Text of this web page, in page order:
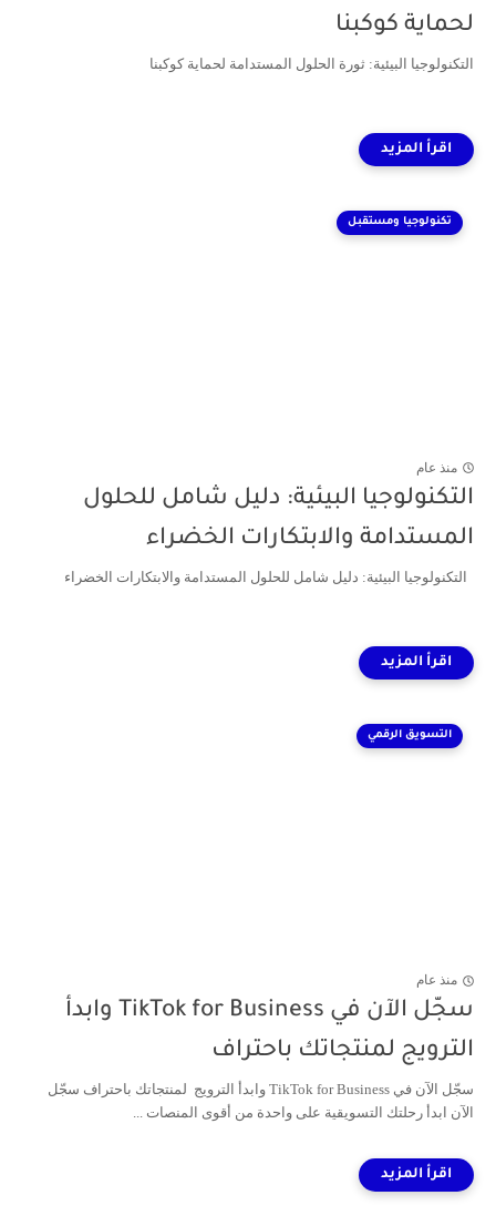
لحماية كوكبنا
التكنولوجيا البيئية: ثورة الحلول المستدامة لحماية كوكبنا
تكنولوجيا ومستقبل
منذ عام
التكنولوجيا البيئية: دليل شامل للحلول
المستدامة والابتكارات الخضراء
التكنولوجيا البيئية: دليل شامل للحلول المستدامة والابتكارات الخضراء
التسويق الرقمي
منذ عام
سجّل الآن في TikTok for Business وابدأ
الترويج لمنتجاتك باحتراف
سجّل الآن في TikTok for Business وابدأ الترويج لمنتجاتك باحتراف سجّل
الآن ابدأ رحلتك التسويقية على واحدة من أقوى المنصات ...